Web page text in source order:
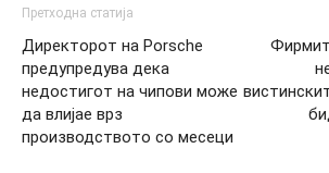
Претходна статија
Директорот на Porsche
предупредува дека
недостигот на чипови може
да влијае врз
производството со месеци